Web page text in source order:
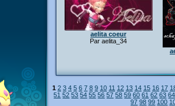
aelita coeur
Par aelita_34
1 2 3 4 5 6 7 8 9 10 11 12 13 14 15 16 17
51 52 53 54 55 56 57 58 59 60 61 62 63 64
97 98 99 100